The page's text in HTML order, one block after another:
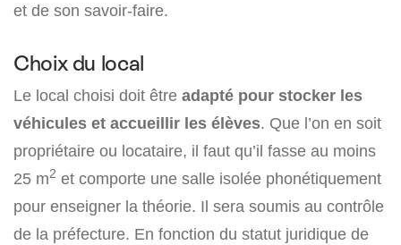
et de son savoir-faire.
Choix du local
Le local choisi doit être adapté pour stocker les
véhicules et accueillir les élèves. Que l’on en soit
propriétaire ou locataire, il faut qu’il fasse au moins
25 m2 et comporte une salle isolée phonétiquement
pour enseigner la théorie. Il sera soumis au contrôle
de la préfecture. En fonction du statut juridique de